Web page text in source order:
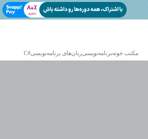
مکتب خونهبرنامه‌نویسیزبان‌های برنامه‌نویسی#C